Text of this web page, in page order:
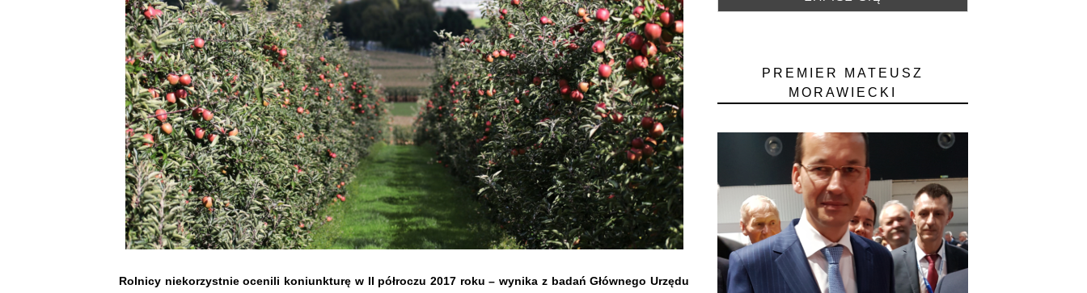
Rolnicy niekorzystnie ocenili koniunkturę w II półroczu 2017 roku – wynika z badań Głównego Urzędu
PREMIER MATEUSZ
MORAWIECKI